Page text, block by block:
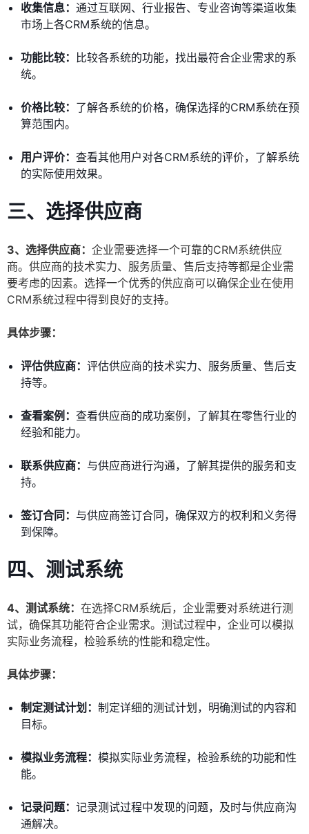
收集信息： 通过互联网、行业报告、专业咨询等渠道收集
市场上各CRM系统的信息。
功能比较：
比较各系统的功能，找出最符合企业需求的系
统。
价格比较： 了解各系统的价格，确保选择的CRM系统在预
算范围内。
用户评价： 查看其他用户对各CRM系统的评价，了解系统
的实际使用效果。
三、选择供应商
3、选择供应商： 企业需要选择一个可靠的CRM系统供应
商。供应商的技术实力、服务质量、售后支持等都是企业需
要考虑的因素。选择一个优秀的供应商可以确保企业在使用
CRM系统过程中得到良好的支持。
具体步骤：
评估供应商： 评估供应商的技术实力、服务质量、售后支
持等。
查看案例： 查看供应商的成功案例，了解其在零售行业的
经验和能力。
联系供应商： 与供应商进行沟通，了解其提供的服务和支
持。
签订合同： 与供应商签订合同，确保双方的权利和义务得
到保障。
四、测试系统
4、测试系统： 在选择CRM系统后，企业需要对系统进行测
试，确保其功能符合企业需求。测试过程中，企业可以模拟
实际业务流程，检验系统的性能和稳定性。
具体步骤：
制定测试计划： 制定详细的测试计划，明确测试的内容和
目标。
模拟业务流程： 模拟实际业务流程，检验系统的功能和性
能。
记录问题： 记录测试过程中发现的问题，及时与供应商沟
通解决。